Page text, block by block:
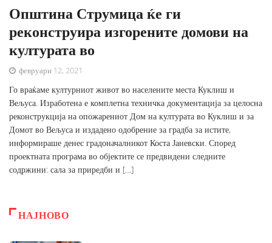
Општина Струмица ќе ги
реконструира изгорените домови на
културата во
февруари 12, 2021
Го враќаме културниот живот во населените места Куклиш и
Вељуса. Изработена е комплетна техничка документација за целосна
реконструкција на опожарениот Дом на културата во Куклиш и за
Домот во Вељуса и издадено одобрение за градба за истите,
информираше денес градоначалникот Коста Јаневски. Според
проектната програма во објектите се предвидени следните
содржини: сала за приредби и […]
НАЈНОВО